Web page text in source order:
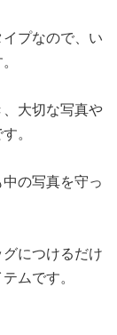
プなので、い
大切な写真や
。
の写真を守っ
につけるだけ
ムです。